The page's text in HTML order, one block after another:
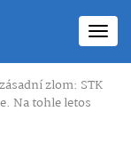
zlom: STK
Na tohle letos